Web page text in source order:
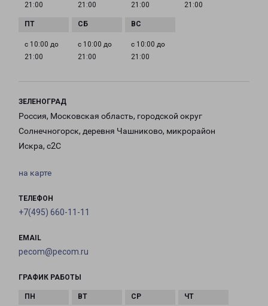
21:00
21:00
21:00
21:00
с 10:00 до
21:00
с 10:00 до
21:00
с 10:00 до
21:00
ЗЕЛЕНОГРАД
Россия, Московская область, городской округ
Солнечногорск, деревня Чашниково, микрорайон
Искра, с2С
на карте
ТЕЛЕФОН
+7(495) 660-11-11
EMAIL
pecom@pecom.ru
ГРАФИК РАБОТЫ